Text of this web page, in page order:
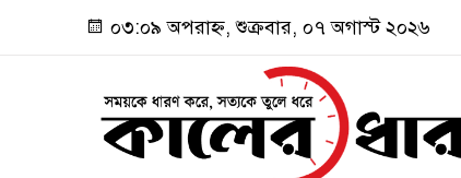
০৩:০৯ অপরাহ্ন, শুক্রবার, ০৭ অগাস্ট ২০২৬